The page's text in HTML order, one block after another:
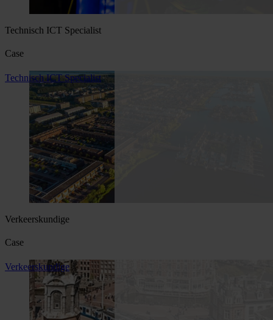
Technisch ICT Specialist
Case
Technisch ICT Specialist
Verkeerskundige
Case
Verkeerskundige